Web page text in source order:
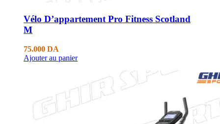
Vélo D’appartement Pro Fitness Scotland
M
75.000 DA
Ajouter au panier